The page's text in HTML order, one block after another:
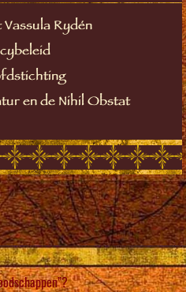
Rydén
en de Nihil Obstat